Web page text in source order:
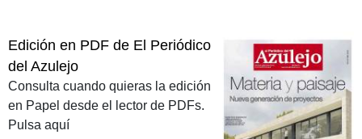
Edición en PDF de El Periódico
del Azulejo
Consulta cuando quieras la edición
en Papel desde el lector de PDFs.
Pulsa aquí